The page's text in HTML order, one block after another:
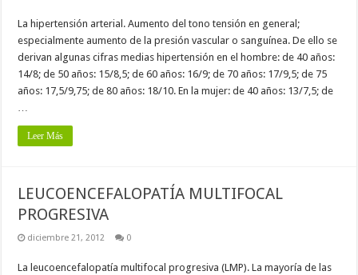
La hipertensión arterial. Aumento del tono tensión en general;
especialmente aumento de la presión vascular o sanguínea. De ello se
derivan algunas cifras medias hipertensión en el hombre: de 40 años:
14/8; de 50 años: 15/8,5; de 60 años: 16/9; de 70 años: 17/9,5; de 75
años: 17,5/9,75; de 80 años: 18/10. En la mujer: de 40 años: 13/7,5; de
Leer Más
LEUCOENCEFALOPATÍA MULTIFOCAL
PROGRESIVA
diciembre 21, 2012 0
La leucoencefalopatía multifocal progresiva (LMP). La mayoría de las